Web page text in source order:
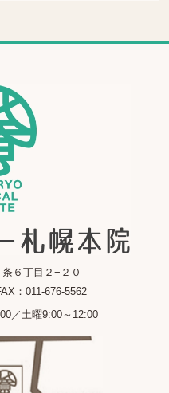
６丁目２−２０
：011-676-5562
／土曜9:00～12:00